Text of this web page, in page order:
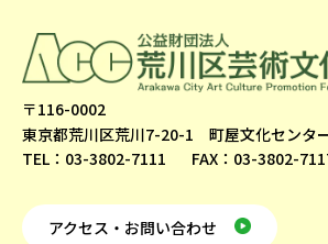
〒116-0002
東京都荒川区荒川7-20-1 町屋文化センタ
TEL：03-3802-7111
FAX：03-3802-
アクセス・お問い合わせ